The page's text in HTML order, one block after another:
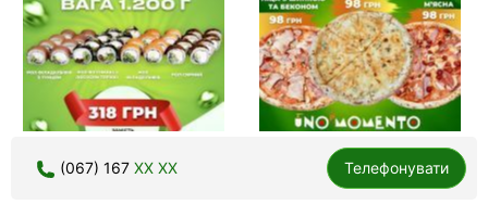
(067) 167 XX XX Телефонувати